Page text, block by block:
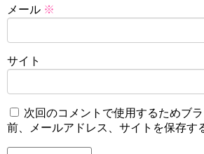
メール ※
サイト
次回のコメントで使用するためブ
前、メールアドレス、サイトを保存す